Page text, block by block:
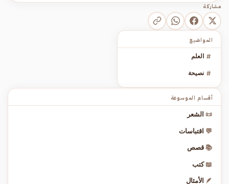
مشاركة
المواضيع
# العلم
# نصيحة
أقسام الموسوعة
📜 الشعر
💬 اقتباسات
📚 قصص
📖 كتب
🪶 الأمثال